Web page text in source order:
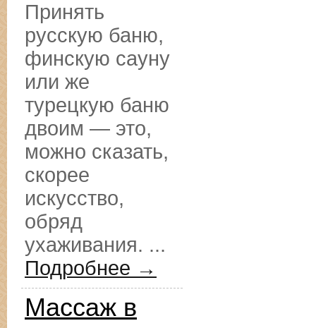
Принять
русскую баню,
финскую сауну
или же
турецкую баню
двоим — это,
можно сказать,
скорее
искусство,
обряд
ухаживания. ...
Подробнее →
Массаж в